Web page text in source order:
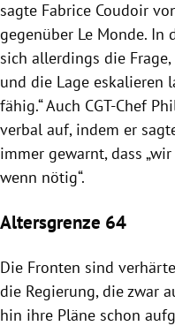
sagte Fabrice Coudoir
gegenüber Le Monde. In
sich allerdings die
und die Lage eskalieren
fähig.“ Auch CGT-Chef
verbal auf, indem er
immer gewarnt, dass
wenn nötig“.
Altersgrenze 64
Die Fronten sind
die Regierung, die zwar
hin ihre Pläne schon